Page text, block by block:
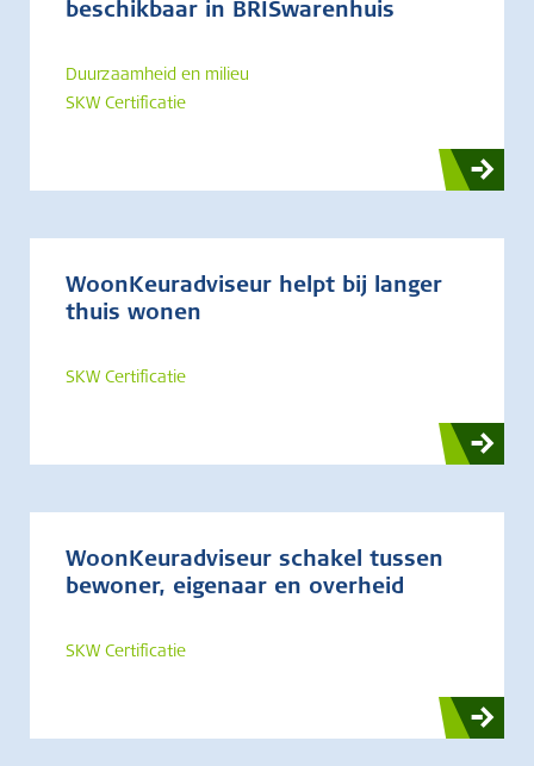
beschikbaar in BRISwarenhuis
Duurzaamheid en milieu
SKW Certificatie
WoonKeuradviseur helpt bij langer
thuis wonen
SKW Certificatie
WoonKeuradviseur schakel tussen
bewoner, eigenaar en overheid
SKW Certificatie